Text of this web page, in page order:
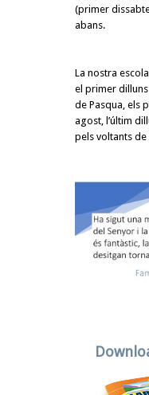
(primer
abans.
La nostra
el primer
de Pasqua, els
agost, l’últim
pels voltants